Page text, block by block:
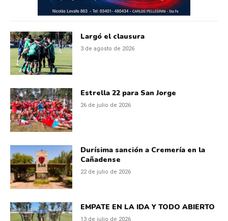
Largó el clausura
3 de agosto de 2026
Estrella 22 para San Jorge
26 de julio de 2026
Durísima sanción a Cremería en la
Cañadense
22 de julio de 2026
EMPATE EN LA IDA Y TODO ABIERTO
13 de julio de 2026